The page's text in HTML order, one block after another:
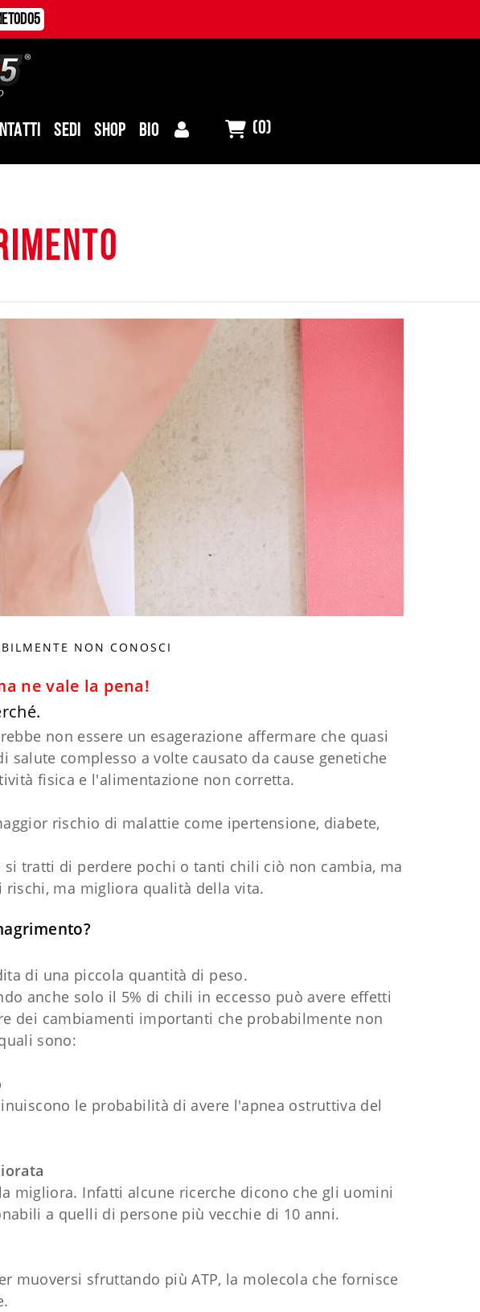
SEDI SHOP BIO (0)
NON CONOSCI
ne vale la pena!
non essere un esagerazione affermare che quasi
complesso a volte causato da cause genetiche
fisica e l'alimentazione non corretta.
rischio di malattie come ipertensione, diabete,
tratti di perdere pochi o tanti chili ciò non cambia, ma
ma migliora qualità della vita.
di una piccola quantità di peso.
anche solo il 5% di chili in eccesso può avere effetti
dei cambiamenti importanti che probabilmente non
sono:
le probabilità di avere l'apnea ostruttiva del
migliora. Infatti alcune ricerche dicono che gli uomini
a quelli di persone più vecchie di 10 anni.
muoversi sfruttando più ATP, la molecola che fornisce